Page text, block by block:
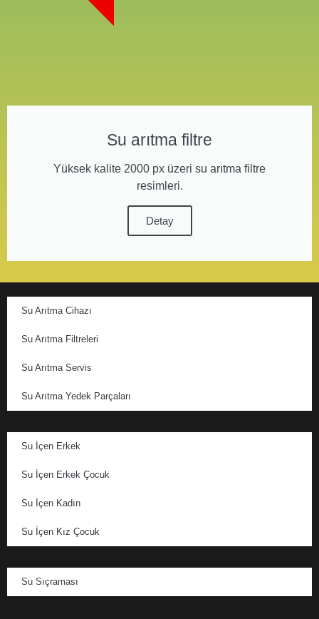
Su arıtma filtre
Yüksek kalite 2000 px üzeri su arıtma filtre
resimleri.
Detay
Su Arıtma Cihazı
Su Arıtma Filtreleri
Su Arıtma Servis
Su Arıtma Yedek Parçaları
Su İçen Erkek
Su İçen Erkek Çocuk
Su İçen Kadın
Su İçen Kız Çocuk
Su Sıçraması